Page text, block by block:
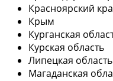
Красноярский
Крым
Курганская
Курская область
Липецкая область
Магаданская